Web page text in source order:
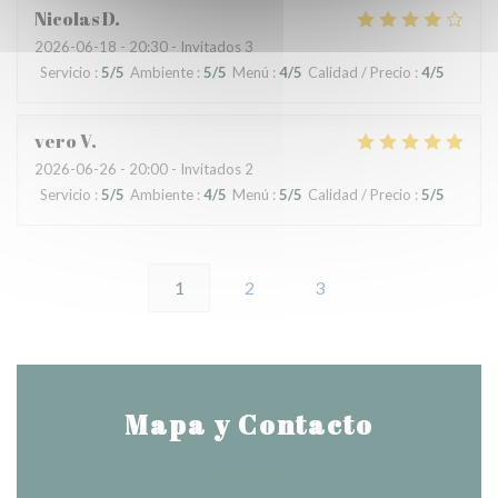
NicolasD
2026-06-18 - 20:30 - Invitados 3
Servicio : 5/5 Ambiente : 5/5 Menú : 4/5 Calidad / Precio : 4/5
veroV
2026-06-26 - 20:00 - Invitados 2
Servicio : 5/5 Ambiente : 4/5 Menú : 5/5 Calidad / Precio : 5/5
1 2 3
Mapa y Contacto